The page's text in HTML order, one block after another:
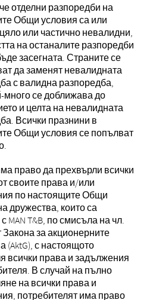
отделни разпоредби на
Общи условия са или
или частично невалидни,
на останалите разпоредби
засегната. Страните се
да заменят невалидната
с валидна разпоредба,
много се доближава до
и целта на невалидната
Всички празнини в
Общи условия се попълват
право да прехвърли всички
своите права и/или
по настоящите Общи
дружества, които са
MAN T&B, по смисъла на чл.
Закона за акционерните
(AktG), с настоящото
всички права и задължения
В случай на пълно
на всички права и
потребителят има право